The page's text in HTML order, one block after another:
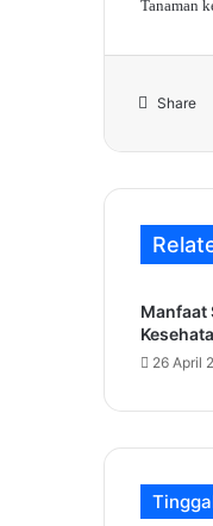
Tanaman
Share
Manfaat
26 April